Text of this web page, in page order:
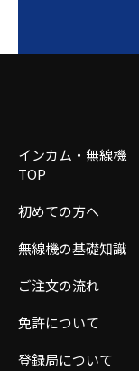
インカム・無線機
TOP
初めての方へ
無線機の基礎知識
ご注文の流れ
免許について
登録局について